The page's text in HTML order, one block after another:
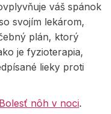
váš spánok
svojím lekárom,
plán, ktorý
je fyzioterapia,
lieky proti
Bolesť nôh v noci.